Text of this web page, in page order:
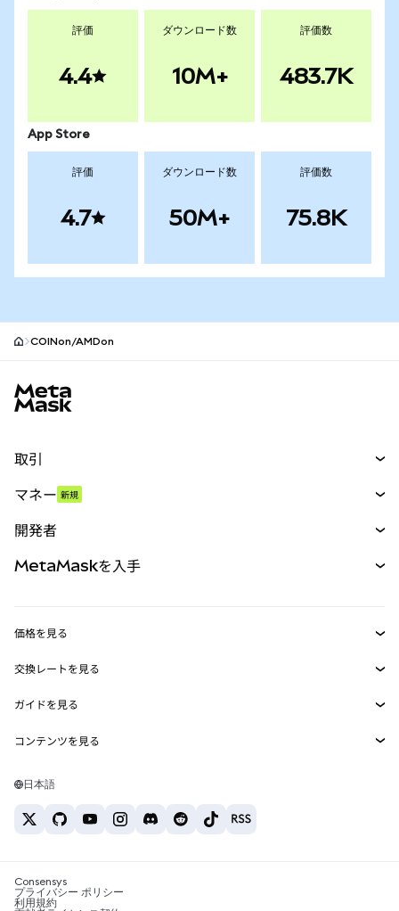
評価
4.4
ダウンロード数
10M+
評価数
483.7K
App Store
評価
4.7
ダウンロード数
50M+
評価数
75.8K
COINon/AMDon
取引
パーペチュアル
RWA
マネー 新規
開発者
MetaMask Connect
Snaps
Web3サービス
MetaMaskを入手
セキュリティ
サポート
キャリア
お問い合わせ
価格を見る
イーサリアムの価格
Solanaの価格
Tetherの価格
交換レートを見る
ETH→USD
USDT→INR
BTC→INR
ETH→USDT
ガイドを見る
ETHの購入
USDTの購入
SHIBの購入
BNBの購入
コンテンツを見る
Solanaウォレット
税制関連ニュース
日本語
Consensys
プライバシー ポリシー
利用規約